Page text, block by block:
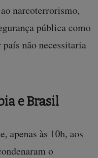
narcoterrorismo,
pública como
não necessitaria
e Brasil
apenas às 10h, aos
o